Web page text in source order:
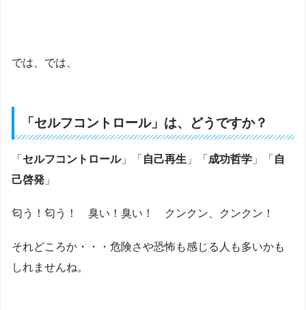
では、では、
「セルフコントロール」は、どうですか？
「 セルフコントロール」「 自己再生 」「 成功哲学 」「 自
己啓発 」
匂う！匂う！ 臭い！臭い！ クンクン、クンクン！
それどころか・・・危険さや恐怖も感じる人も多いかも
しれませんね。